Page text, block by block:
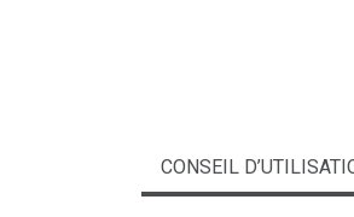
CONSEIL